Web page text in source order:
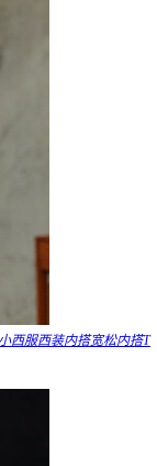
西服西装内搭宽松内搭T